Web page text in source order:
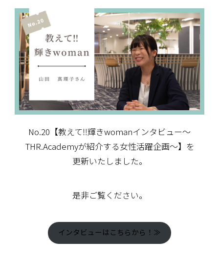
No.20【教えて‼輝きwomanインタビュー～
THR.Academyが紹介する女性活躍企画～】を
更新いたしました。
是非ご覧ください。
インタビューはこちらから！≫